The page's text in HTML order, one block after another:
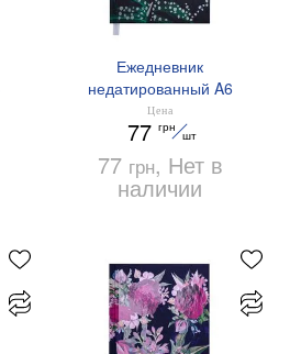
Ежедневник
недатированный A6
MAGIC Buromax BM.2610-
04
Цена
77 грн
шт
77 грн, Нет в
наличии